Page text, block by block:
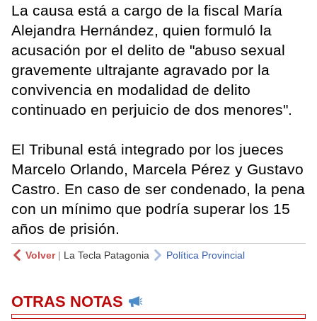
La causa está a cargo de la fiscal María
Alejandra Hernández, quien formuló la
acusación por el delito de "abuso sexual
gravemente ultrajante agravado por la
convivencia en modalidad de delito
continuado en perjuicio de dos menores".
El Tribunal está integrado por los jueces
Marcelo Orlando, Marcela Pérez y Gustavo
Castro. En caso de ser condenado, la pena
con un mínimo que podría superar los 15
años de prisión.
Volver| La Tecla Patagonia Política Provincial
OTRAS NOTAS